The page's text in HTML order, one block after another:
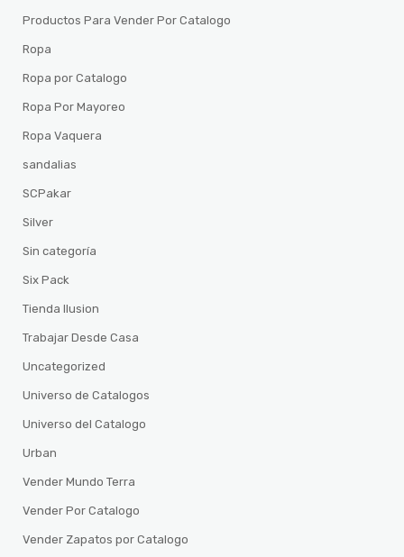
Productos Para Vender Por Catalogo
Ropa
Ropa por Catalogo
Ropa Por Mayoreo
Ropa Vaquera
sandalias
SCPakar
Silver
Sin categoría
Six Pack
Tienda Ilusion
Trabajar Desde Casa
Uncategorized
Universo de Catalogos
Universo del Catalogo
Urban
Vender Mundo Terra
Vender Por Catalogo
Vender Zapatos por Catalogo